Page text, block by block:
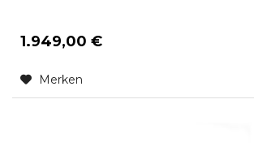
1.949,00 €
Merken